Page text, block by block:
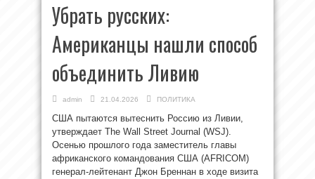
Убрать русских:
Американцы нашли способ
объединить Ливию
admin 21.04.2026 ПОЛИТИКА
США пытаются вытеснить Россию из Ливии,
утверждает The Wall Street Journal (WSJ).
Осенью прошлого года заместитель главы
африканского командования США (AFRICOM)
генерал-лейтенант Джон Бреннан в ходе визита